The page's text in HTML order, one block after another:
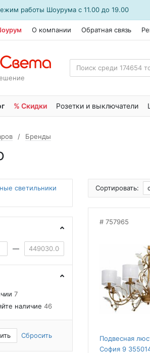
работы Шоурума с 11.00 до 19.00
О компании Обратная связь
% Скидки Розетки и выключатели
Бренды
светильники
—
7
наличие 46
Сбросить
Сортировать:
757965
Подвесная
София 9